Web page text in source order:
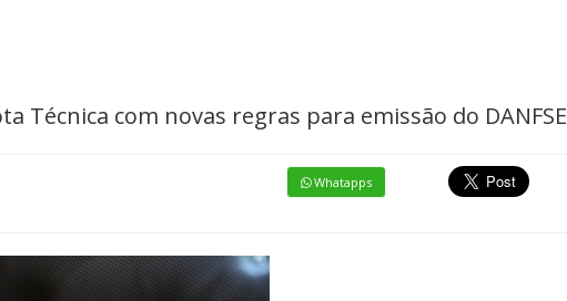
Técnica com novas regras para emissão do DANFSE
Whatapps